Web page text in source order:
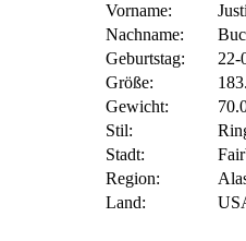
Vorname:
Nachname:
Geburtstag:
22-
Größe:
Gewicht:
Stil:
Stadt:
Region:
Land: